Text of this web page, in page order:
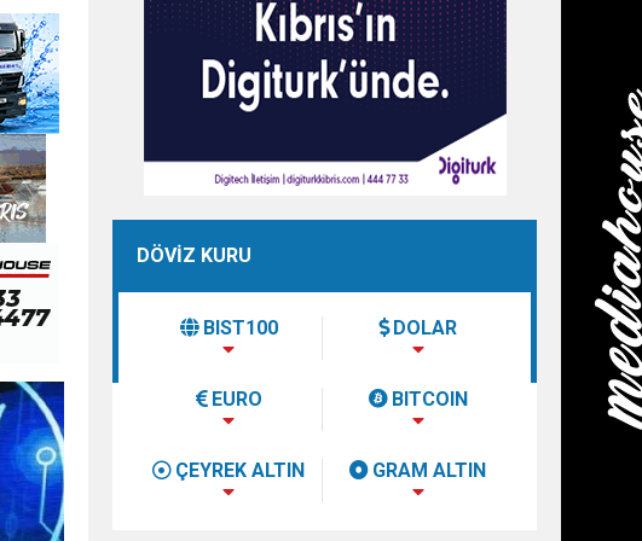
DÖVİZ KURU
BIST100 DOLAR
EURO BITCOIN
ÇEYREK ALTIN GRAM ALTIN